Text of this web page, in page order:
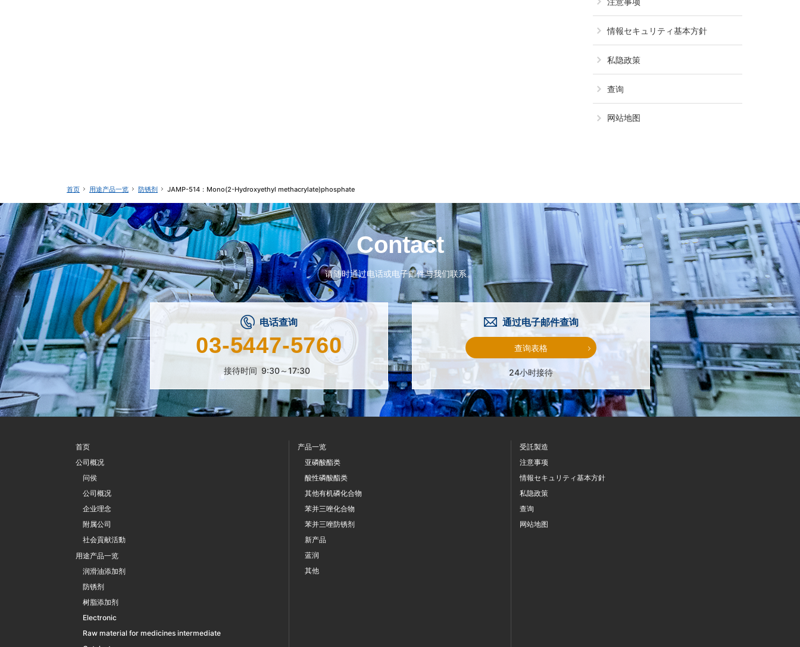
情報セキュリティ基本方針
私隐政策
查询
网站地图
首页 用途产品一览 防锈剂 JAMP-514：Mono(2-Hydroxyethyl methacrylate)phosphate
Contact
请随时通过电话或电子邮件与我们联系。
电话查询
03-5447-5760
接待时间 9:30～17:30
通过电子邮件查询
查询表格
24小时接待
首页
公司概况
问侯
公司概况
企业理念
附属公司
社会貢献活動
用途产品一览
润滑油添加剂
防锈剂
树脂添加剂
Electronic
Raw material for medicines intermediate
产品一览
亚磷酸酯类
酸性磷酸酯类
其他有机磷化合物
苯并三唑化合物
苯并三唑防锈剂
新产品
蓝润
其他
受託製造
注意事项
情報セキュリティ基本方針
私隐政策
查询
网站地图